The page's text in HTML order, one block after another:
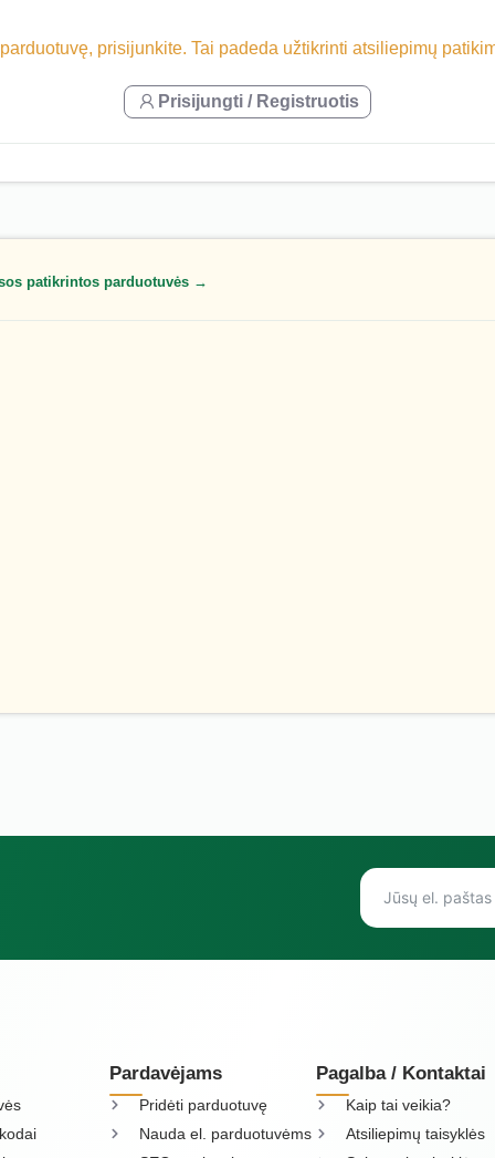
prisijunkite. Tai padeda užtikrinti atsiliepimų
Prisijungti / Registruotis
patikrintos parduotuvės →
Pardavėjams
Pridėti parduotuvę
Nauda el. parduotuvėms
Pagalba / Kontaktai
Kaip tai veikia?
Atsiliepimų taisyklės